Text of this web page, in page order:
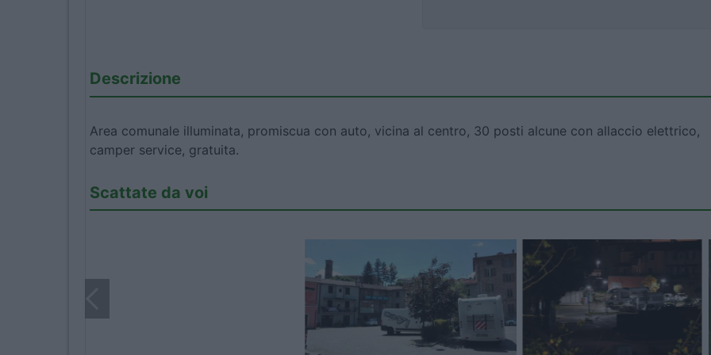
Descrizione
Area comunale illuminata, promiscua con auto, vicina al centro, 30 posti alcune con allaccio elettrico,
camper service, gratuita.
Scattate da voi